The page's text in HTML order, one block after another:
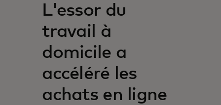
L'essor du
travail à
domicile a
accéléré les
achats en ligne